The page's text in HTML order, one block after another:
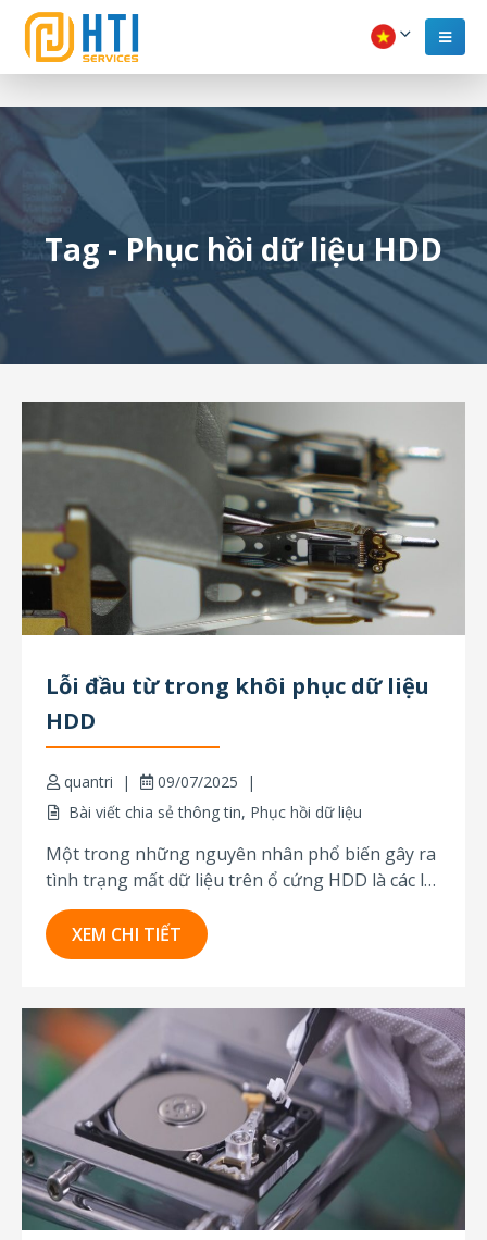
Tag - Phục hồi dữ liệu HDD
Lỗi đầu từ trong khôi phục dữ liệu
HDD
quantri
09/07/2025
Bài viết chia sẻ thông tin, Phục hồi dữ liệu
Một trong những nguyên nhân phổ biến gây ra
tình trạng mất dữ liệu trên ổ cứng HDD là các lỗi
liên quan đến đầu đọc/ghi từ tính. Những lỗi
này tương đối phức tạp, nhưng may mắn là dữ
liệu có thể được phục hồi thành công trong...
XEM CHI TIẾT